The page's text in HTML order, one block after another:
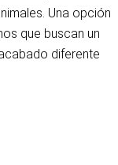
Una opción
que buscan un
diferente